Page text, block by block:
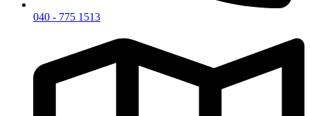
040 - 775 1513